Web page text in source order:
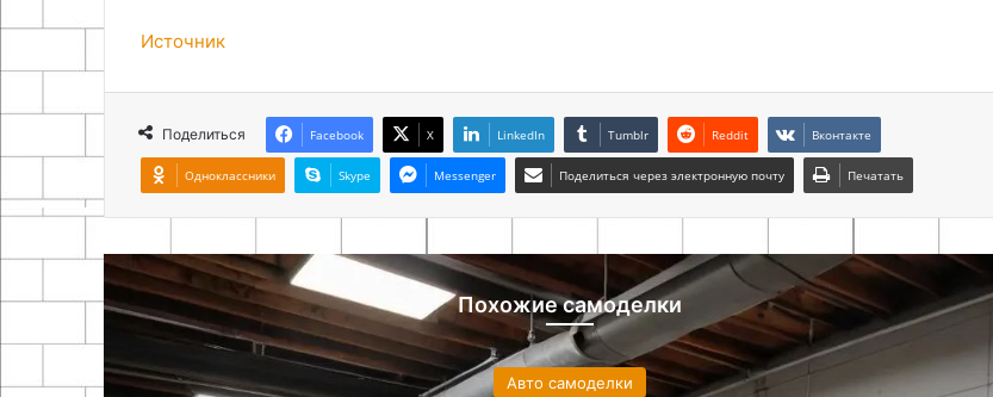
Источник
Поделиться Facebook X LinkedIn Tumblr Reddit Вконтакте
Одноклассники Skype Messenger Поделиться через электронную почту Печатать
Похожие самоделки
Авто самоделки